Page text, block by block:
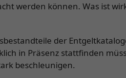
werden können. Was ist
der
in Präsenz stattfinden
beschleunigen.